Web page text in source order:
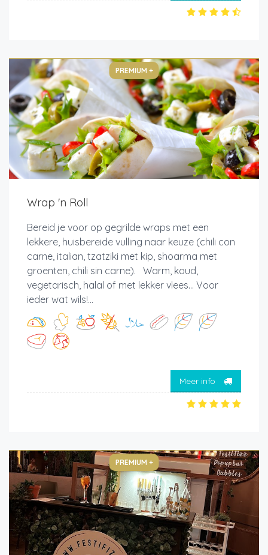
PREMIUM +
Wrap 'n Roll
Bereid je voor op gegrilde wraps met een
lekkere, huisbereide vulling naar keuze (chili con
carne, italian, tzatziki met kip, shoarma met
groenten, chili sin carne). Warm, koud,
vegetarisch, halal of met lekker vlees... Voor
ieder wat wils!...
Meer info
PREMIUM +